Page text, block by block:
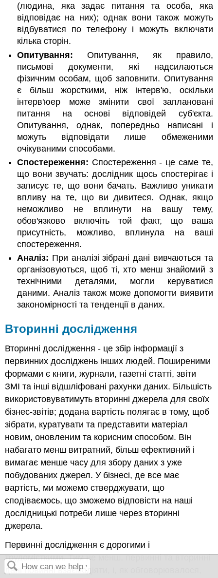
(людина, яка задає питання та особа, яка
відповідає на них); однак вони також можуть
відбуватися по телефону і можуть включати
кілька сторін.
Опитування: Опитування, як правило,
письмові документи, які надсилаються
фізичним особам, щоб заповнити. Опитування
є більш жорсткими, ніж інтерв'ю, оскільки
інтерв'юер може змінити свої заплановані
питання на основі відповідей суб'єкта.
Опитування, однак, попередньо написані і
можуть відповідати лише обмеженими
очікуваними способами.
Спостереження: Спостереження - це саме те,
що вони звучать: дослідник щось спостерігає і
записує те, що вони бачать. Важливо уникати
впливу на те, що ви дивитеся. Однак, якщо
неможливо не вплинути на вашу тему,
обов'язково включіть той факт, що ваша
присутність, можливо, вплинула на ваші
спостереження.
Аналіз: При аналізі зібрані дані вивчаються та
організовуються, щоб ті, хто менш знайомий з
технічними деталями, могли керуватися
даними. Аналіз також може допомогти виявити
закономірності та тенденції в даних.
Вторинні дослідження
Вторинні дослідження - це збір інформації з
первинних досліджень інших людей. Поширеними
формами є книги, журнали, газетні статті, звіти
ЗМІ та інші відшліфовані рахунки даних. Більшість
використовуватимуть вторинні джерела для своїх
бізнес-звітів; додана вартість полягає в тому, щоб
зібрати, куратувати та представити матеріал
новим, оновленим та корисним способом. Він
набагато менш витратний, більш ефективний і
вимагає менше часу для збору даних з уже
побудованих джерел. У бізнесі, де все має
вартість, ми можемо стверджувати, що
сподіваємось, що зможемо відповісти на наші
дослідницькі потреби лише через вторинні
джерела.
Первинні дослідження є дорогими і
трудомісткими. Тим не менш, первинні та вторинні
дані повинні взаємодіяти, і, як обговорювалося,